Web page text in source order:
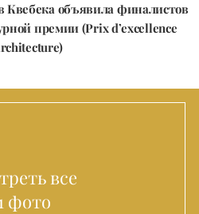
Квебека объявила финалистов
премии (Prix d’excellence
все
фото